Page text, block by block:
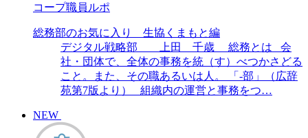
コープ職員ルポ
総務部のお気に入り 生協くまもと編
デジタル戦略部 上田 千歳 総務とは 会
社・団体で、全体の事務を統（す）べつかさどる
こと。また、その職あるいは人。 「-部」（広辞
苑第7版より） 組織内の運営と事務をつ…
NEW